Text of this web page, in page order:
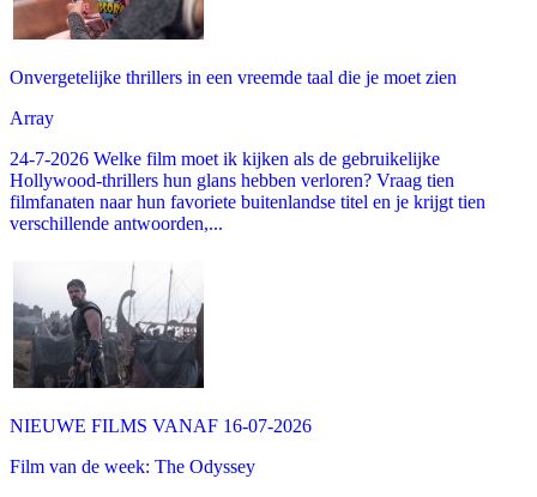
Onvergetelijke thrillers in een vreemde taal die je moet zien
Array
24-7-2026 Welke film moet ik kijken als de gebruikelijke
Hollywood-thrillers hun glans hebben verloren? Vraag tien
filmfanaten naar hun favoriete buitenlandse titel en je krijgt tien
verschillende antwoorden,...
NIEUWE FILMS VANAF 16-07-2026
Film van de week: The Odyssey